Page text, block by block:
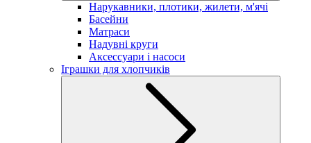
Нарукавники, плотики, жилети, м'ячі
Басейни
Матраси
Надувні круги
Аксессуари і насоси
Іграшки для хлопчиків